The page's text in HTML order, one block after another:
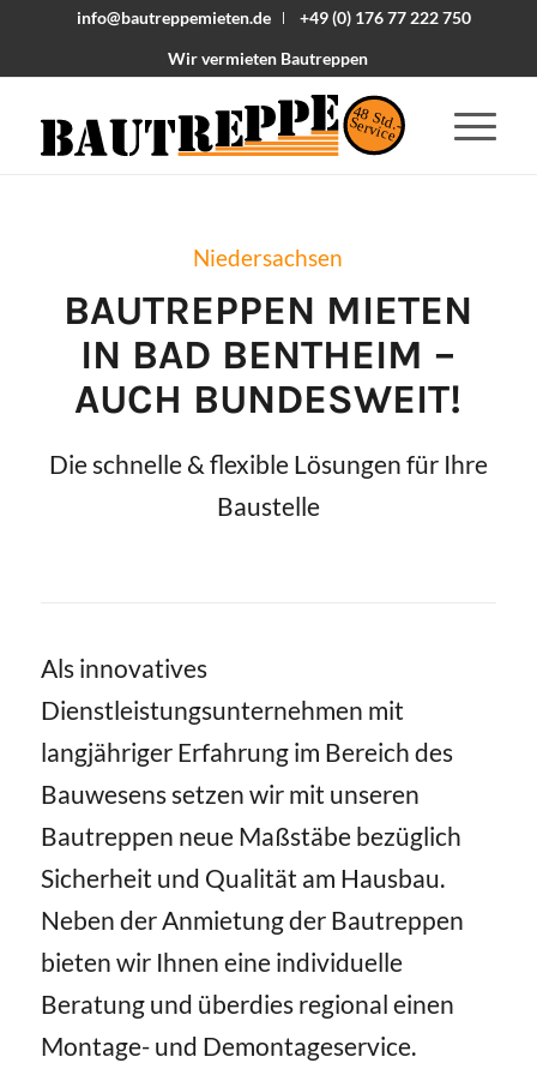
info@bautreppemieten.de
+49 (0) 176 77 222 750
Wir vermieten Bautreppen
48 Std.-
Service
Niedersachsen
BAUTREPPEN MIETEN
IN BAD BENTHEIM –
AUCH BUNDESWEIT!
Die schnelle & flexible Lösungen für Ihre
Baustelle
Als innovatives
Dienstleistungsunternehmen mit
langjähriger Erfahrung im Bereich des
Bauwesens setzen wir mit unseren
Bautreppen neue Maßstäbe bezüglich
Sicherheit und Qualität am Hausbau.
Neben der Anmietung der Bautreppen
bieten wir Ihnen eine individuelle
Beratung und überdies regional einen
Montage- und Demontageservice.